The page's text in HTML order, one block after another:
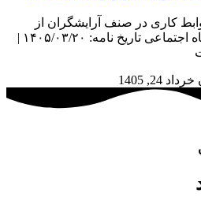
کاری در صنف آرایشگران از
سوی وزارت تعاون، کار و رفاه اجتماعی تاریخ نامه: ۱۴۰۵/۰۳/۲۰ |
خرداد 24, 1405